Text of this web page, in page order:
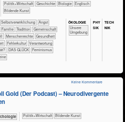
​​​​​​​​​Politik+​Wirtschaft ​​​​​​​​Geschichte ​​​​​​​Biologie
​​​​Englisch
Bildende Kunst
​​​​​​​​​​​​​​​​​​​​​​​​​​​​​​​​​​​​​​​​Selbst­verwirklichung
​​​​​​​​​​​​​Angst
​​​​​​​​​​​Familie ​​​​​​​​​​​Tradition
​​​​​​​​​​Gemeinschaft
​​​​​​​Menschenrechte
​​​​​​Gesundheit
​​Fehlerkultur
​​Verantwortung
DAS GLÜCK
Feminismus
ÖKO​LOGIE
​​​​​​​​​​​​​Unsere
Umgebung
PHY​
SIK
TECH​
NIK
Gold (Der Podcast) – Neurodivergente
​​​​​​​​​Politik+​Wirtschaft Bildende Kunst
Keine Kommentare